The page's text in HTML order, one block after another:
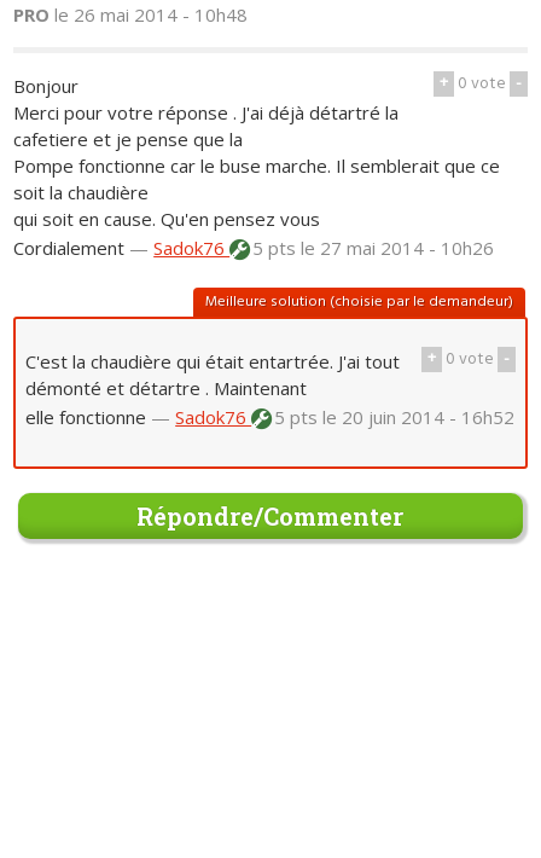
PRO le 26 mai 2014 - 10h48
+ 0vote -
Bonjour
Merci pour votre réponse . J'ai déjà détartré la
cafetiere et je pense que la
Pompe fonctionne car le buse marche. Il semblerait que ce
soit la chaudière
qui soit en cause. Qu'en pensez vous
Cordialement —Sadok76 5 ptsle 27 mai 2014 - 10h26
Meilleure solution (choisie par le demandeur)
+ 0vote -
C'est la chaudière qui était entartrée. J'ai tout
démonté et détartre . Maintenant
elle fonctionne —Sadok76 5 ptsle 20 juin 2014 - 16h52
Répondre/Commenter